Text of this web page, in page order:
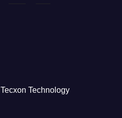
Tecxon Technology